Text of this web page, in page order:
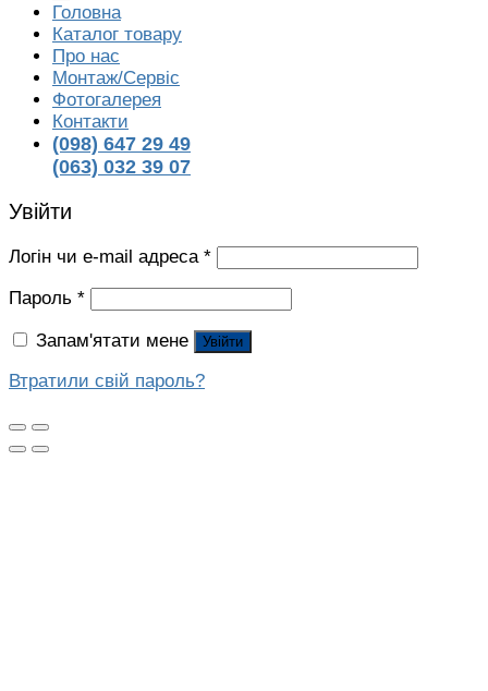
Головна
Каталог товару
Про нас
Монтаж/Сервіс
Фотогалерея
Контакти
(098) 647 29 49
(063) 032 39 07
Увійти
Логін чи e-mail адреса *
Пароль *
Запам'ятати мене Увійти
Втратили свій пароль?